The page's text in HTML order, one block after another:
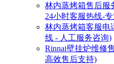
林内蒸烤箱售后服
24小时客服热线-
林内蒸烤箱客服电
线 - 人工服务咨询)
Rinnai壁挂炉维修
高效售后支持)